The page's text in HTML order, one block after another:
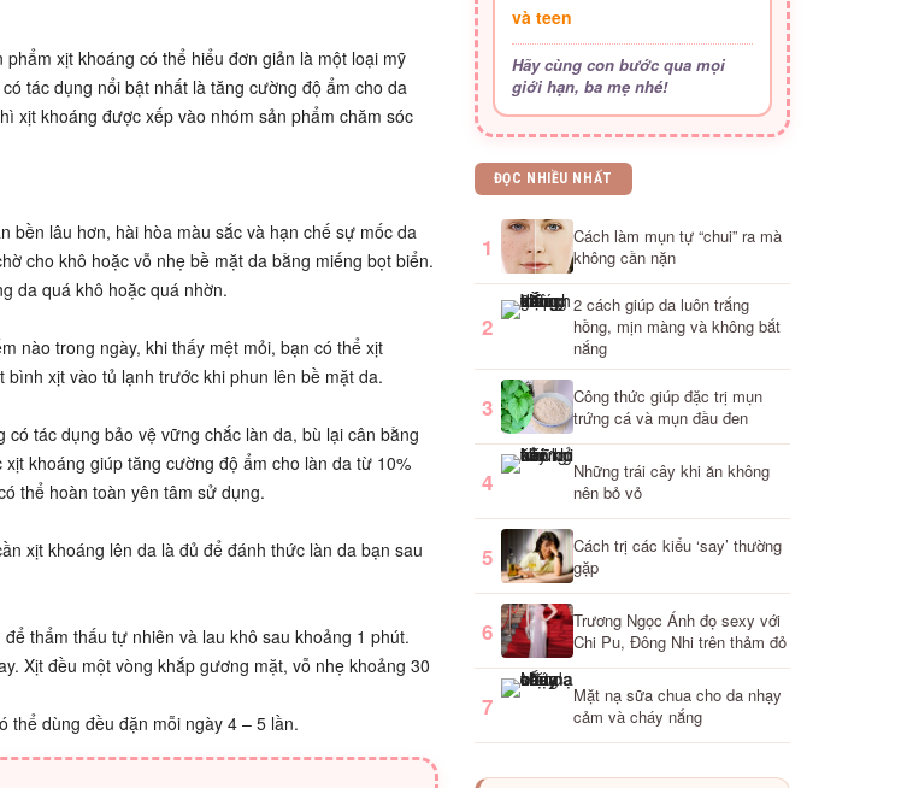
xịt khoáng có thể hiểu đơn giản là một loại mỹ
tác dụng nổi bật nhất là tăng cường độ ẩm cho da
xịt khoáng được xếp vào nhóm sản phẩm chăm sóc
bền lâu hơn, hài hòa màu sắc và hạn chế sự mốc da
cho khô hoặc vỗ nhẹ bề mặt da bằng miếng bọt biển.
da quá khô hoặc quá nhờn.
nào trong ngày, khi thấy mệt mỏi, bạn có thể xịt
xịt vào tủ lạnh trước khi phun lên bề mặt da.
tác dụng bảo vệ vững chắc làn da, bù lại cân bằng
khoáng giúp tăng cường độ ẩm cho làn da từ 10%
thể hoàn toàn yên tâm sử dụng.
xịt khoáng lên da là đủ để đánh thức làn da bạn sau
thẩm thấu tự nhiên và lau khô sau khoảng 1 phút.
Xịt đều một vòng khắp gương mặt, vỗ nhẹ khoảng 30
thể dùng đều đặn mỗi ngày 4 – 5 lần.
và teen
Hãy cùng con bước qua mọi
giới hạn, ba mẹ nhé!
ĐỌC NHIỀU NHẤT
1
Cách làm mụn tự “chui” ra mà
không cần nặn
2
2 cách giúp da luôn trắng
hồng, mịn màng và không bắt
nắng
3
Công thức giúp đặc trị mụn
trứng cá và mụn đầu đen
4
Những trái cây khi ăn không
nên bỏ vỏ
5
Cách trị các kiểu ‘say’ thường
gặp
6
Trương Ngọc Ánh đọ sexy với
Chi Pu, Đông Nhi trên thảm đỏ
7
Mặt nạ sữa chua cho da nhạy
cảm và cháy nắng